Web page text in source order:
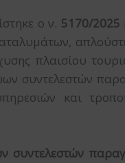
ο ν. 5170/2025
πλαισίου
συντελεστών
και